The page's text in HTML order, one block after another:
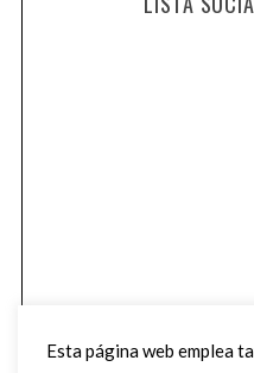
Esta página web emplea